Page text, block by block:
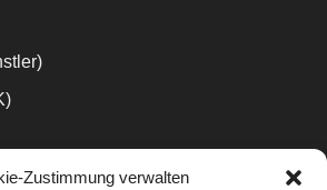
Zustimmung verwalten